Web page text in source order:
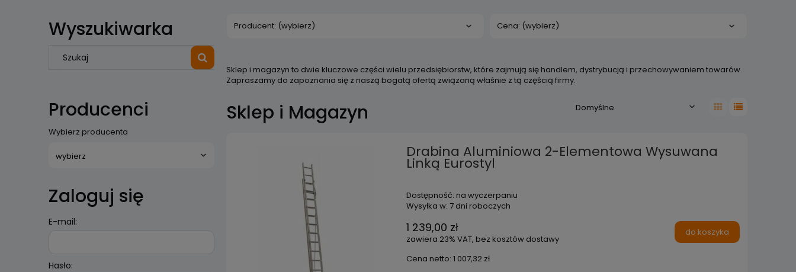
Wyszukiwarka
Producenci
Wybierz producenta
Zaloguj się
E-mail:
Hasło:
Producent: (wybierz) Cena: (wybierz)
Sklep i magazyn to dwie kluczowe części wielu przedsiębiorstw, które zajmują się handlem, dystrybucją i przechowywaniem towarów.
Zapraszamy do zapoznania się z naszą bogatą ofertą związaną właśnie z tą częścią firmy.
Sklep i Magazyn
Drabina Aluminiowa 2-Elementowa Wysuwana
Linką Eurostyl
Dostępność: na wyczerpaniu
Wysyłka w: 7 dni roboczych
1 239,00 zł
zawiera 23% VAT, bez kosztów dostawy
Cena netto: 1 007,32 zł
do koszyka